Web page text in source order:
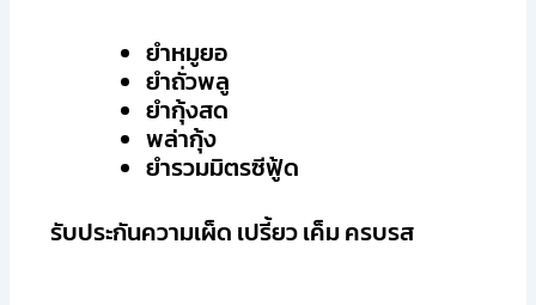
ยำหมูยอ
ยำถั่วพลู
ยำกุ้งสด
พล่ากุ้ง
ยำรวมมิตรซีฟู้ด
รับประกันความเผ็ด เปรี้ยว เค็ม ครบรส